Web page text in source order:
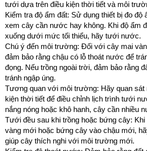
tưới dựa trên điều kiện thời tiết và môi
Kiểm tra độ ẩm đất: Sử dụng thiết bị đo độ
xem cây cần nước hay không. Khi độ ẩm
xuống dưới mức tối thiểu, hãy tưới nước.
Chú ý đến môi trường: Đối với cây mai
đảm bảo rằng chậu có lỗ thoát nước để
đọng. Nếu trồng ngoài trời, đảm bảo rằng
tránh ngập úng.
Tương quan với môi trường: Hãy quan sát
kiện thời tiết để điều chỉnh lịch trình tưới
nắng nóng hoặc khô hanh, cây cần nhiều
Tưới đều sau khi trồng hoặc bứng cây: Khi
vàng mới hoặc bứng cây vào chậu mới,
giúp cây thích nghi với môi trường mới.